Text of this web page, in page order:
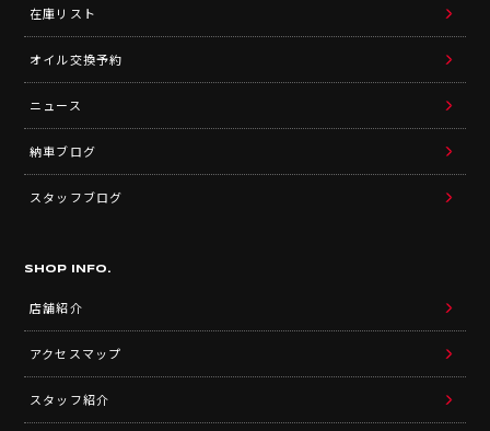
在庫リスト
オイル交換予約
ニュース
納車ブログ
スタッフブログ
SHOP INFO.
店舗紹介
アクセスマップ
スタッフ紹介